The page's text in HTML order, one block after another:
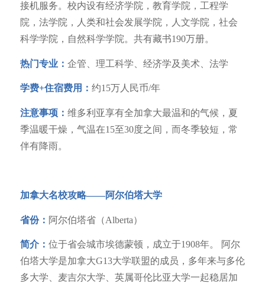
接机服务。校内设有经济学院，教育学院，工程学
院，法学院，人类和社会发展学院，人文学院，社会
科学学院，自然科学学院。共有藏书190万册。
热门专业： 企管、理工科学、经济学及美术、法学
学费+住宿费用： 约15万人民币/年
注意事项： 维多利亚享有全加拿大最温和的气候，夏
季温暖干燥，气温在15至30度之间，而冬季较短，常
伴有降雨。
加拿大名校攻略——阿尔伯塔大学
省份： 阿尔伯塔省（Alberta）
简介： 位于省会城市埃德蒙顿，成立于1908年。 阿尔
伯塔大学是加拿大G13大学联盟的成员，多年来与多伦
多大学、麦吉尔大学、英属哥伦比亚大学一起稳居加